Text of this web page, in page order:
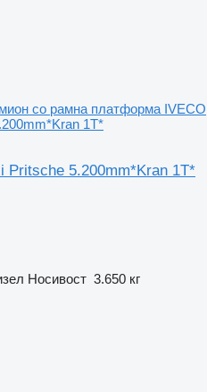
со рамна платформа IVECO
1T*
Pritsche 5.200mm*Kran 1T*
Носивост 3.650 кг